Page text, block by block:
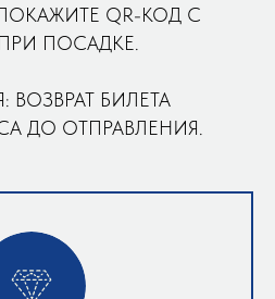
QR-КОД С
ПОСАДКЕ.
ВОЗВРАТ БИЛЕТА
ДО ОТПРАВЛЕНИЯ.